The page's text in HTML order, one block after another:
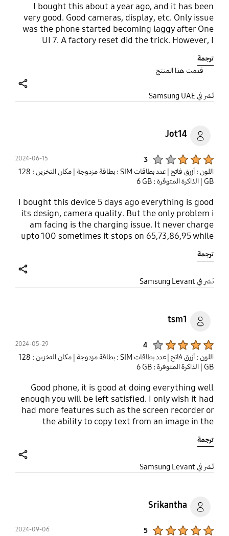
I bought this about a year ago, and it has been
very good. Good cameras, display, etc. Only issue
was the phone started becoming laggy after One
UI 7. A factory reset did the trick. However, I
ترجمة
قدمت هذا المنتج
نُشر في Samsung UAE
Jot14
3
2024-06-15
اللون : أزرق فاتح | عدد بطاقات SIM : بطاقة مزدوجة
| مكان التخزين : ‎128
GB‎ | الذاكرة المتوفرة : ‎‎‎6 GB‎‎‎
I bought this device 5 days ago everything is good
its design, camera quality. But the only problem i
am facing is the charging issue. It never charge
upto 100 sometimes it stops on 65,73,86,95 while
ترجمة
نُشر في Samsung Levant
tsm1
4
2024-05-29
اللون : أزرق فاتح | عدد بطاقات SIM : بطاقة مزدوجة
| مكان التخزين : ‎128
GB‎ | الذاكرة المتوفرة : ‎‎‎6 GB‎‎‎
Good phone, it is good at doing everything well
enough you will be left satisfied. I only wish it had
had more features such as the screen recorder or
the ability to copy text from an image in the
ترجمة
نُشر في Samsung Levant
Srikantha
5
2024-09-06